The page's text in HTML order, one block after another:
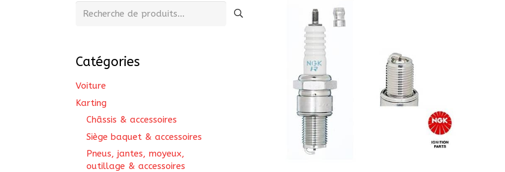
Recherche
Catégories
Voiture
Karting
Châssis & accessoires
Siège baquet & accessoires
Pneus, jantes, moyeux,
outillage & accessoires